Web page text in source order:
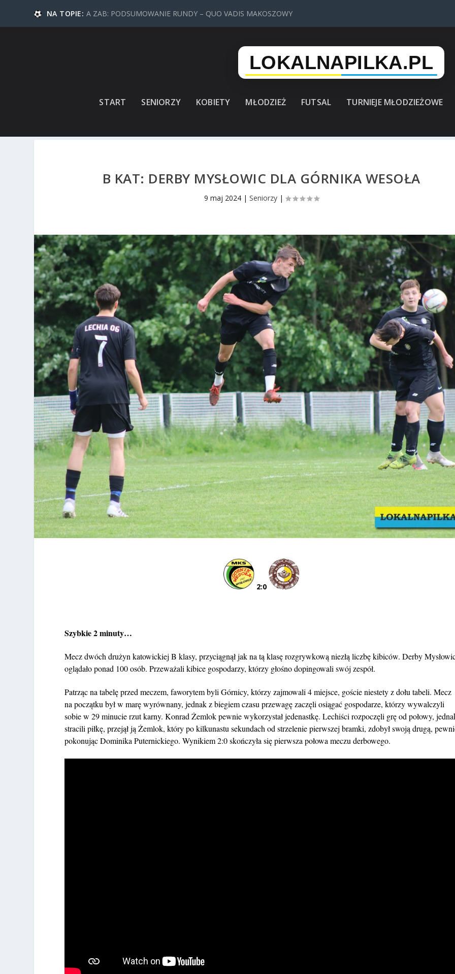
NA TOPIE: A ZAB: PODSUMOWANIE RUNDY – QUO VADIS MAKOSZOWY
START SENIORZY KOBIETY MŁODZIEŻ FUTSAL TURNIEJE MŁODZIEŻOWE
B KAT: DERBY MYSŁOWIC DLA GÓRNIKA WESOŁA
9 maj 2024| Seniorzy|
2:0
Szybkie 2 minuty…
Mecz dwóch drużyn katowickiej B klasy, przyciągnął jak na tą klasę rozgrywkową niezłą liczbę kibiców. Derby
oglądało ponad 100 osób. Przeważali kibice gospodarzy, którzy głośno dopingowali swój zespół.
Patrząc na tabelę przed meczem, faworytem byli Górnicy, którzy zajmowali 4 miejsce, goście niestety z dołu tabeli. Mecz
na początku był w marę wyrównany, jednak z biegiem czasu przewagę zaczęli osiągać gospodarze, którzy wywalczyli
sobie w 29 minucie rzut karny. Konrad Żemlok pewnie wykorzystał jedenastkę. Lechiści rozpoczęli grę od połowy,
stracili piłkę, przejął ją Żemlok, który po kilkunastu sekundach od strzelenie pierwszej bramki, zdobył swoją drugą,
pokonując Dominika Puternickiego. Wynikiem 2:0 skończyła się pierwsza połowa meczu derbowego.